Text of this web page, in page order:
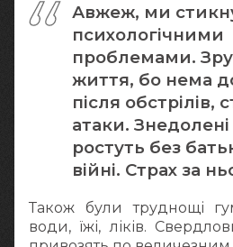
Авжеж, ми
психологічними
проблемами.
життя, бо нема
після обстрілів,
атаки. Знедолені
ростуть без
війні. Страх за
Також були труднощі
води, їжі, ліків.